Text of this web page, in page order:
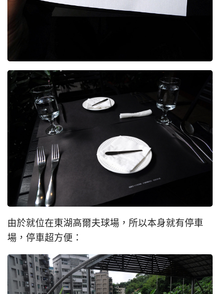
由於就位在東湖高爾夫球場，所以本身就有停車
場，停車超方便：